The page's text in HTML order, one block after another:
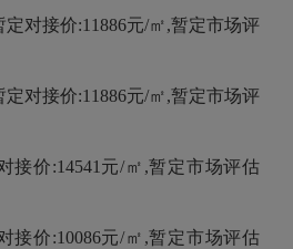
接价:11886元/㎡,暂定市场评
接价:11886元/㎡,暂定市场评
价:14541元/㎡,暂定市场评估
价:10086元/㎡,暂定市场评估